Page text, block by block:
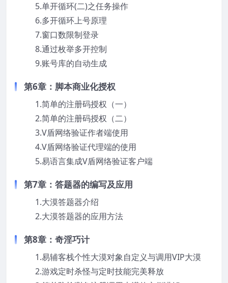
5.单开循环(二)之任务操作
6.多开循环上号原理
7.窗口数限制登录
8.通过枚举多开控制
9.账号库的自动生成
第6章：脚本商业化授权
1.简单的注册码授权（一）
2.简单的注册码授权（二）
3.V盾网络验证作者端使用
4.V盾网络验证代理端的使用
5.易语言集成V盾网络验证客户端
第7章：答题器的编写及应用
1.大漠答题器介绍
2.大漠答题器的应用方法
第8章：奇淫巧计
1.易辅客栈个性大漠对象自定义与调用VIP大漠
2.游戏定时杀怪与定时技能完美释放